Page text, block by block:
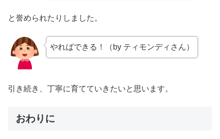
と誉められたりしました。
やればできる！（by ティモンディさん）
引き続き、丁寧に育てていきたいと思います。
おわりに